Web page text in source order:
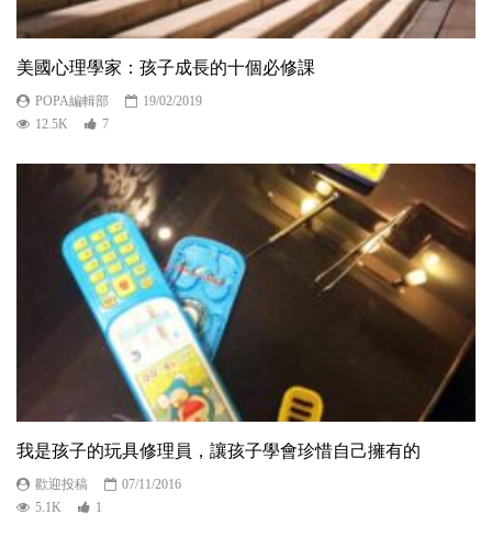
美國心理學家：孩子成長的十個必修課
POPA編輯部
19/02/2019
12.5K
7
我是孩子的玩具修理員，讓孩子學會珍惜自己擁有的
歡迎投稿
07/11/2016
5.1K
1